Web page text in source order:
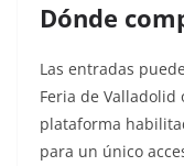
Dónde
Las entradas
Feria de
plataforma
para un único